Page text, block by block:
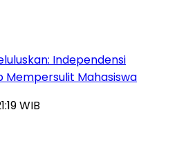
Independensi
Mempersulit Mahasiswa
WIB